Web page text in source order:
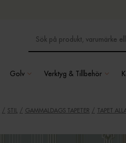
Golv Verktyg & Tillbehör
STIL GAMMALDAGS TAPETER TAPET